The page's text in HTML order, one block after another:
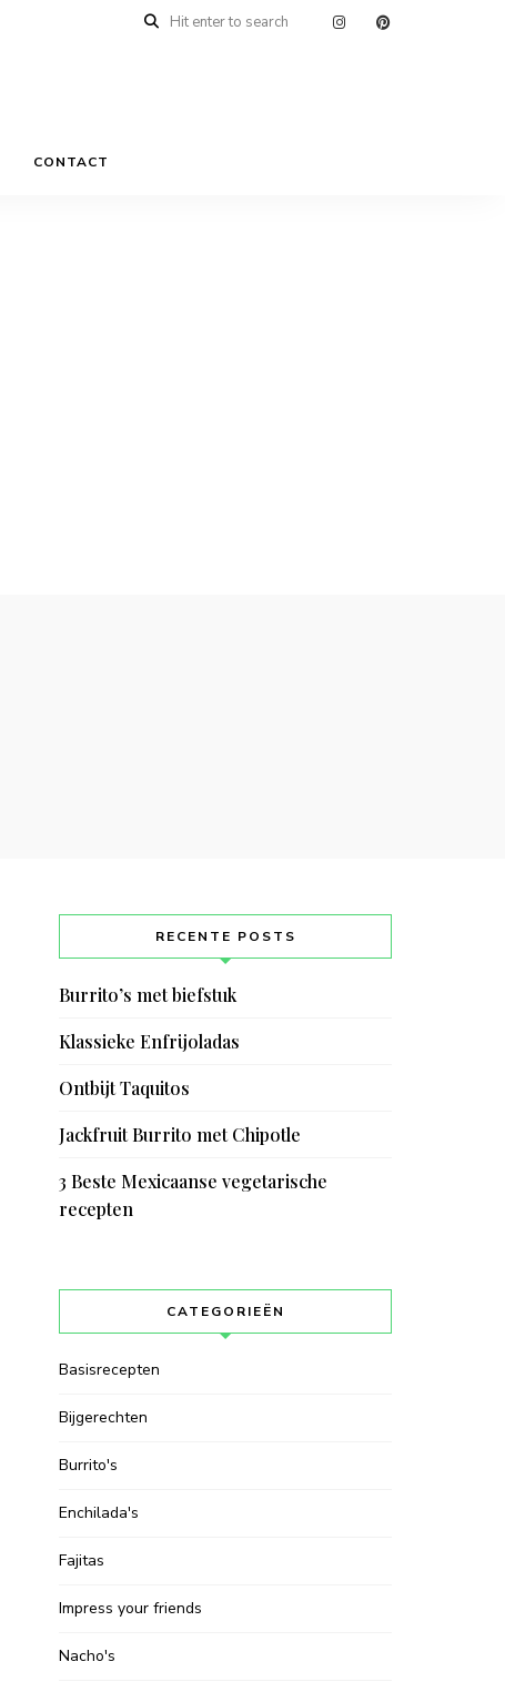
CONTACT
RECENTE POSTS
Burrito’s met biefstuk
Klassieke Enfrijoladas
Ontbijt Taquitos
Jackfruit Burrito met Chipotle
3 Beste Mexicaanse vegetarische
recepten
CATEGORIEËN
Basisrecepten
Bijgerechten
Burrito's
Enchilada's
Fajitas
Impress your friends
Nacho's